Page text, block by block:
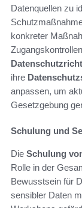
Datenquellen zu
konkreter
ihre
anpassen, um
Gesetzgebung
Schulung und
Die Schulung
Rolle in der
Bewusstsein für
sensibler Daten